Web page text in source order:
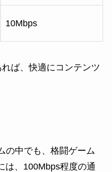
10Mbps
ば、快適にコンテンツ
の中でも、格闘ゲーム
は、100Mbps程度の通